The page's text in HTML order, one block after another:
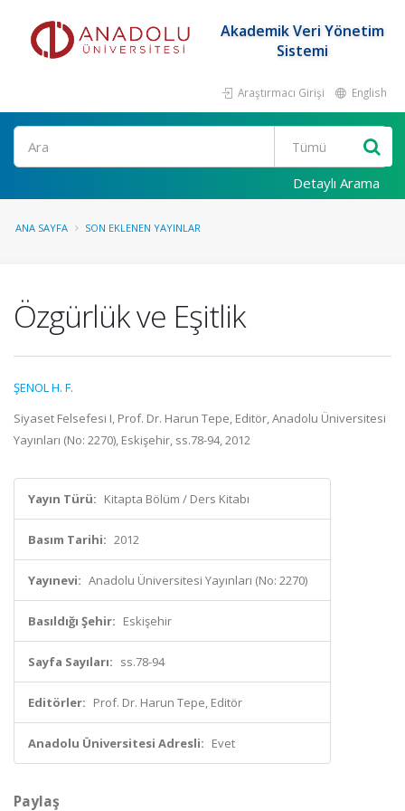
Akademik Veri Yönetim
Sistemi
Araştırmacı Girişi English
Ara
Detaylı Arama
ANA SAYFA SON EKLENEN YAYINLAR
Özgürlük ve Eşitlik
ŞENOL H. F.
Siyaset Felsefesi I, Prof. Dr. Harun Tepe, Editör, Anadolu Üniversitesi
Yayınları (No: 2270), Eskişehir, ss.78-94, 2012
Yayın Türü: Kitapta Bölüm / Ders Kitabı
Basım Tarihi: 2012
Yayınevi: Anadolu Üniversitesi Yayınları (No: 2270)
Basıldığı Şehir: Eskişehir
Sayfa Sayıları: ss.78-94
Editörler: Prof. Dr. Harun Tepe, Editör
Anadolu Üniversitesi Adresli: Evet
Paylaş